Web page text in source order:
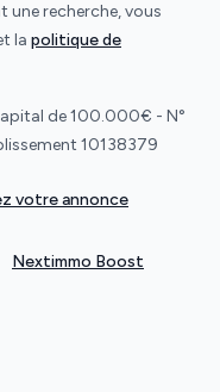
une recherche, vous
la politique de
de 100.000€ - N°
10138379
votre annonce
Nextimmo Boost